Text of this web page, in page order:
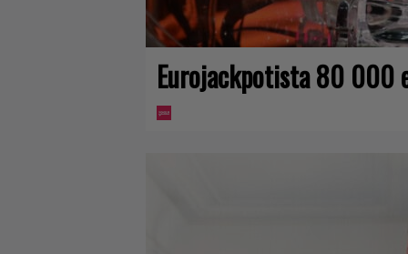
Eurojackpotista 80 000